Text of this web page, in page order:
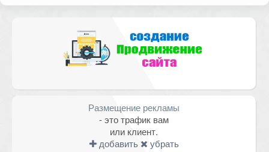
Комментарий
Размещение рекламы
- это трафик вам
или клиент.
добавить
убрать